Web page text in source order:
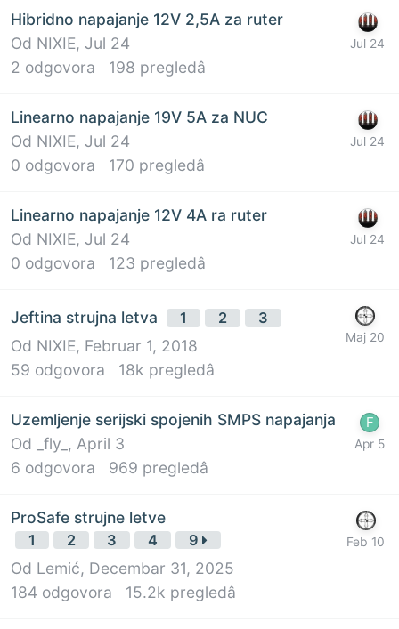
Hibridno napajanje 12V 2,5A za ruter
Od NIXIE, Jul 24
2 odgovora 198 pregledâ
Linearno napajanje 19V 5A za NUC
Od NIXIE, Jul 24
0 odgovora 170 pregledâ
Linearno napajanje 12V 4A ra ruter
Od NIXIE, Jul 24
0 odgovora 123 pregledâ
Jeftina strujna letva 1 2 3
Od NIXIE, Februar 1, 2018
59 odgovora 18k pregledâ
Uzemljenje serijski spojenih SMPS napajanja
Od
_fly_ , April 3
6 odgovora 969 pregledâ
ProSafe strujne letve
1 2 3 4 9
Od Lemić, Decembar 31, 2025
184 odgovora 15.2k pregledâ